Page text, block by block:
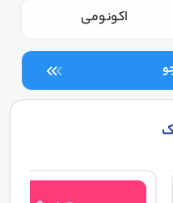
اکونومی